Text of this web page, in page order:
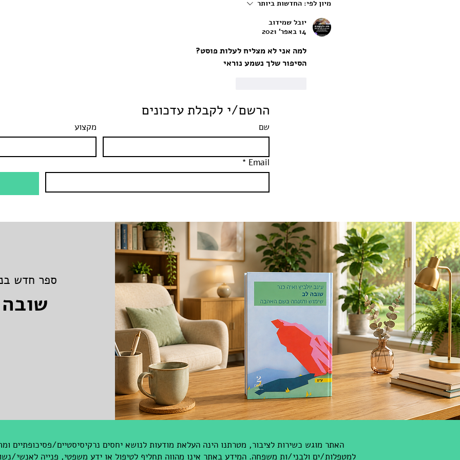
מיון לפי: החדשות ביותר
יובל שמידוב
14 באפר׳ 2021
למה אני לא מצליח לעלות פוסט?
הסיפור שלך נשמע נוראי
ספר חדש
הרשם/י לקבלת עדכונים
שם מקצוע
Email
*
האתר מוגש כשירות לציבור, מטרתנו הינה העלאת מודעות לנושא יחסים נרקיסיסטיים/פסיכופתיים
למטפלות/ים ולבני/ות משפחה. המידע באתר אינו מהווה תחליף לטיפול או ידע משפטי, פנייה לאנשי/